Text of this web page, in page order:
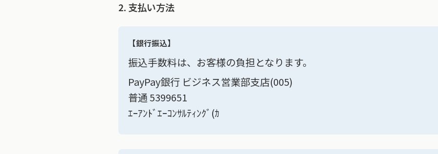
2. 支払い方法
【銀行振込】
振込手数料は、お客様の負担となります。
PayPay銀行 ビジネス営業部支店(005)
普通 5399651
ｴｰｱﾝﾄﾞｴｰｺﾝｻﾙﾃｨﾝｸﾞ(ｶ